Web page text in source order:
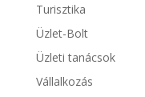
Turisztika
Üzlet-Bolt
Üzleti tanácsok
Vállalkozás